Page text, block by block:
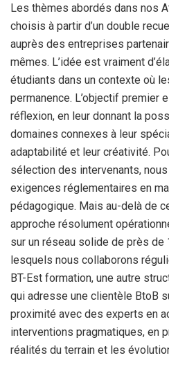
Les thèmes abordés dans nos
choisis à partir d’un double
auprès des entreprises
mêmes. L’idée est vraiment
étudiants dans un contexte où
permanence. L’objectif premier
réflexion, en leur donnant la
domaines connexes à leur
adaptabilité et leur créativité.
sélection des intervenants,
exigences réglementaires en
pédagogique. Mais au-delà de
approche résolument
sur un réseau solide de près de
lesquels nous collaborons
BT-Est formation, une autre
qui adresse une clientèle BtoB
proximité avec des experts en
interventions pragmatiques, en
réalités du terrain et les